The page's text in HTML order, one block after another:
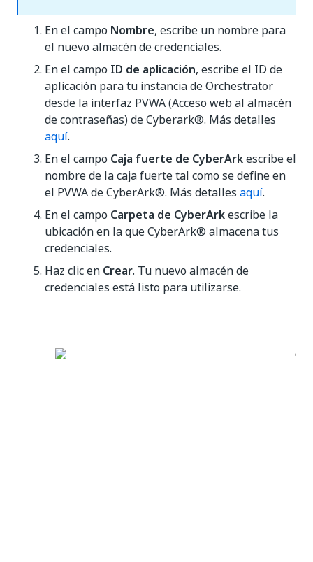
En el campo Nombre, escribe un nombre para
el nuevo almacén de credenciales.
En el campo ID de aplicación, escribe el ID de
aplicación para tu instancia de Orchestrator
desde la interfaz PVWA (Acceso web al almacén
de contraseñas) de Cyberark®. Más detalles
aquí.
En el campo Caja fuerte de CyberArkescribe el
nombre de la caja fuerte tal como se define en
el PVWA de CyberArk®. Más detalles aquí.
En el campo Carpeta de CyberArkescribe la
ubicación en la que CyberArk® almacena tus
credenciales.
Haz clic en Crear. Tu nuevo almacén de
credenciales está listo para utilizarse.